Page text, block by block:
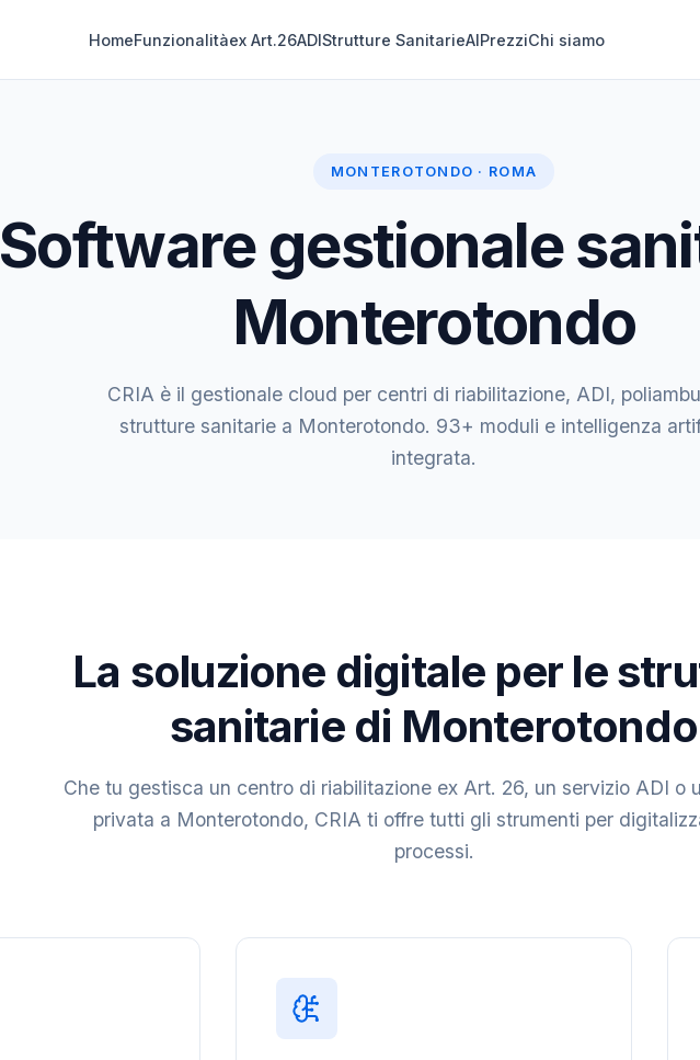
HomeFunzionalitàex Art.26ADIStrutture SanitarieAIPrezziChi siamo
MONTEROTONDO · ROMA
Software gestionale
Monterotondo
CRIA è il gestionale cloud per centri di riabilitazione, ADI,
strutture sanitarie a Monterotondo. 93+ moduli e intelligenza
integrata.
La soluzione digitale per le
sanitarie di Monterotondo
Che tu gestisca un centro di riabilitazione ex Art. 26, un servizio ADI o
privata a Monterotondo, CRIA ti offre tutti gli strumenti per
processi.